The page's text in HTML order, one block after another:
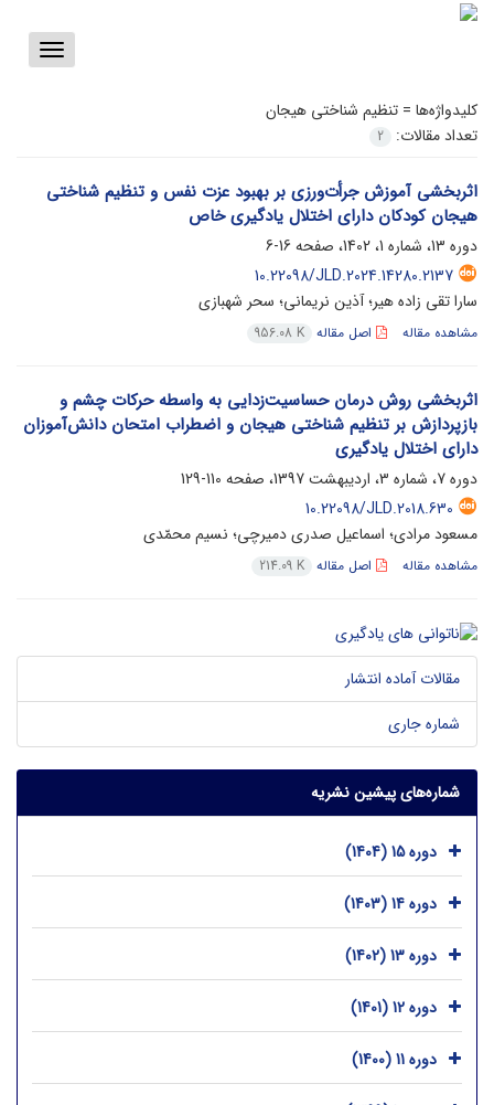
Toggle
کلیدواژه‌ها = تنظیم شناختی هیجان
تعداد مقالات:
2
اثربخشی آموزش جرأت‌ورزی بر بهبود عزت نفس و تنظیم شناختی
هیجان کودکان دارای اختلال یادگیری خاص
دوره 13، شماره 1، 1402، صفحه
16-6
10.22098/JLD.2024.14280.2137
سارا تقی زاده هیر؛ آذین نریمانی؛ سحر شهبازی
مشاهده مقاله اصل مقاله 956.08 K
اثربخشی روش درمان حساسیت‌زدایی به واسطه حرکات چشم و
بازپردازش بر تنظیم شناختی هیجان و اضطراب امتحان دانش‌آموزان
دارای اختلال یادگیری
دوره 7، شماره 3، اردیبهشت 1397، صفحه
110-129
10.22098/JLD.2018.630
مسعود مرادی؛ اسماعیل صدری دمیرچی؛ نسیم محمّدی
مشاهده مقاله اصل مقاله 214.09 K
مقالات آماده انتشار
شماره جاری
شماره‌های پیشین نشریه
دوره 15 (1404)
دوره 14 (1403)
دوره 13 (1402)
دوره 12 (1401)
دوره 11 (1400)